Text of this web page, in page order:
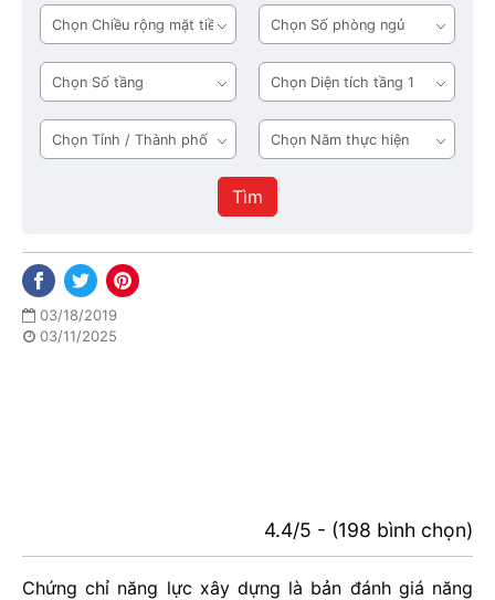
công
trình
thiết
kế
Chiều
rộng
mặt
tiền
Số
phòng
ngủ
Số
tầng
Diện
tích
tầng
1
Tỉnh
/
Năm
thực
hiện
Tìm
03/18/2019
03/11/2025
4.4/5 - (198 bình chọn)
Chứng chỉ năng lực xây dựng là bản đánh giá năng